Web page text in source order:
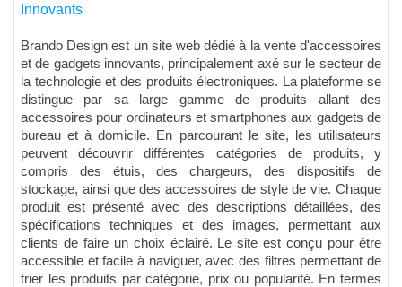
Innovants
Brando Design est un site web dédié à la vente d'accessoires
et de gadgets innovants, principalement axé sur le secteur de
la technologie et des produits électroniques. La plateforme se
distingue par sa large gamme de produits allant des
accessoires pour ordinateurs et smartphones aux gadgets de
bureau et à domicile. En parcourant le site, les utilisateurs
peuvent découvrir différentes catégories de produits, y
compris des étuis, des chargeurs, des dispositifs de
stockage, ainsi que des accessoires de style de vie. Chaque
produit est présenté avec des descriptions détaillées, des
spécifications techniques et des images, permettant aux
clients de faire un choix éclairé. Le site est conçu pour être
accessible et facile à naviguer, avec des filtres permettant de
trier les produits par catégorie, prix ou popularité. En termes